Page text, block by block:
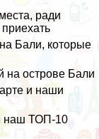
ради
Бали, которые
на острове Бали
и наши
наш ТОП-10